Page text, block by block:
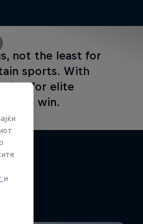
not the least for
sports. With
for elite
the win.
и